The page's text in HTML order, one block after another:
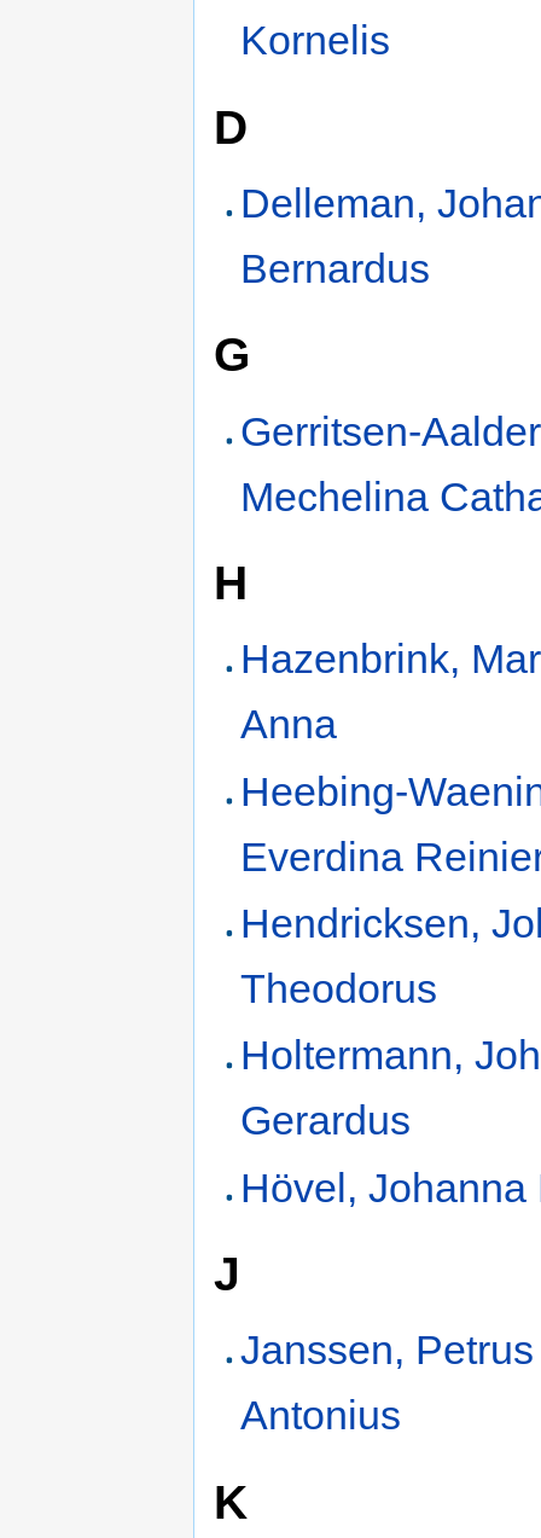
Kornelis
D
Delleman,
Bernardus
G
Gerritsen-
Mechelina
H
Hazenbrink,
Anna
Heebing-
Everdina
Hendricksen,
Theodorus
Holtermann,
Gerardus
Hövel, Johanna
J
Janssen, Petrus
Antonius
K